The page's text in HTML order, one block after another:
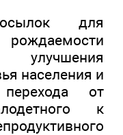
для
населения и
от
к